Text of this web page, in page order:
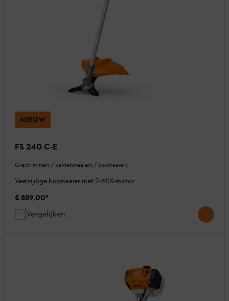
NIEUW
FS 240 C-E
Grastrimmers / kantenmaaiers / bosmaaiers
Veelzijdige bosmaaier met 2-MIX-motor
€ 889,00*
Vergelijken